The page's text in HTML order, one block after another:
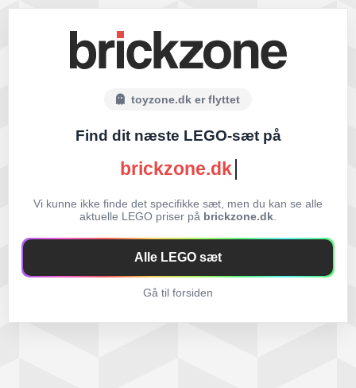
toyzone.dk er flyttet
Find dit næste LEGO-sæt på
brickzone.dk
Vi kunne ikke finde det specifikke sæt, men du kan se alle
aktuelle LEGO priser på brickzone.dk
Alle LEGO sæt
Gå til forsiden